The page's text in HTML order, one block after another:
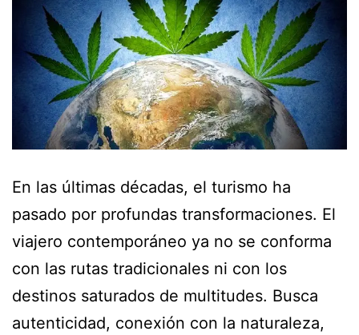
En las últimas décadas, el turismo ha
pasado por profundas transformaciones. El
viajero contemporáneo ya no se conforma
con las rutas tradicionales ni con los
destinos saturados de multitudes. Busca
autenticidad, conexión con la naturaleza,